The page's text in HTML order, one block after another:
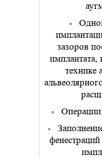
зазоров
имплантата,
технике